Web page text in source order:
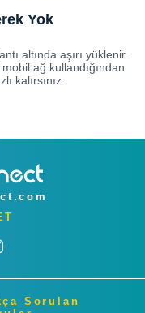
Yok
altında aşırı yüklenir.
ağ kullandığından
kalırsınız.
Sorulan